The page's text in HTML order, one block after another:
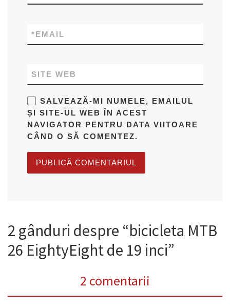
EMAIL
*
SITE WEB
SALVEAZĂ-MI NUMELE, EMAILUL
ȘI SITE-UL WEB ÎN ACEST
NAVIGATOR PENTRU DATA VIITOARE
CÂND O SĂ COMENTEZ.
2 gânduri despre “bicicleta MTB
26 EightyEight de 19 inci”
2 comentarii